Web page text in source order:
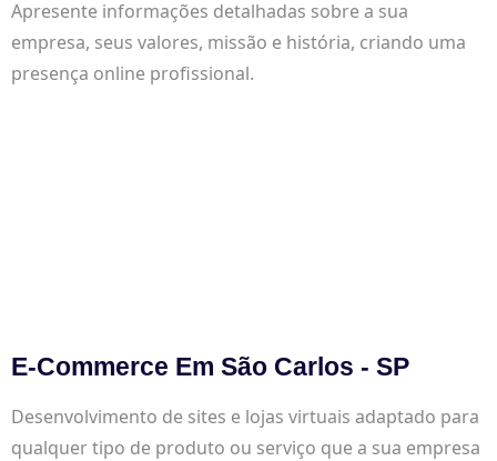
Apresente informações detalhadas sobre a sua
empresa, seus valores, missão e história, criando uma
presença online profissional.
E-Commerce Em São Carlos - SP
Desenvolvimento de sites e lojas virtuais adaptado para
qualquer tipo de produto ou serviço que a sua empresa